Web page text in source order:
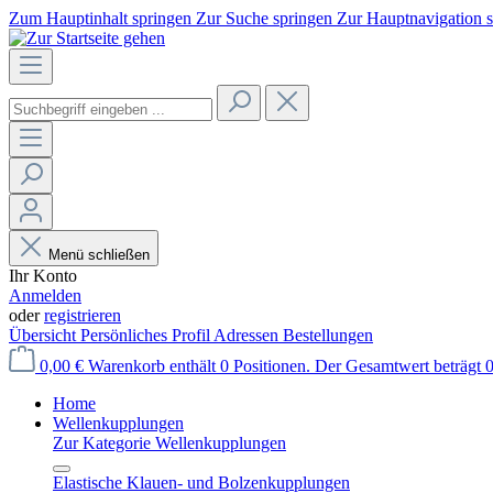
Zum Hauptinhalt springen Zur Suche springen Zur Hauptnavigation
Menü schließen
Ihr Konto
Anmelden
oderregistrieren
Übersicht Persönliches Profil Adressen Bestellungen
0,00 € Warenkorb enthält 0 Positionen. Der Gesamtwert beträgt
Home
Wellenkupplungen
Zur Kategorie Wellenkupplungen
Elastische Klauen- und Bolzenkupplungen